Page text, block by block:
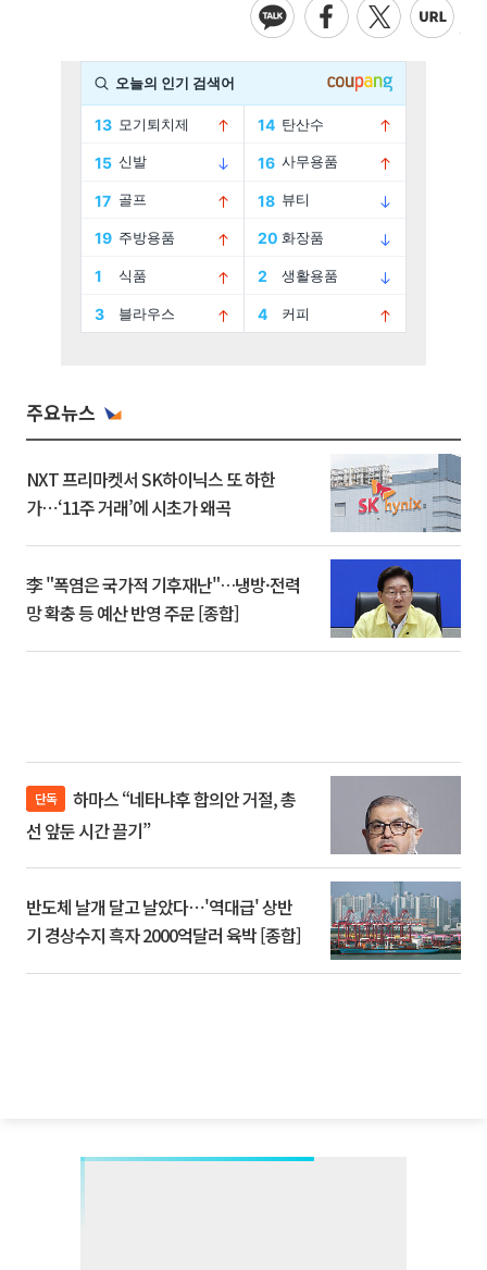
주요뉴스
NXT 프리마켓서 SK하이닉스 또 하한
가⋯‘11주 거래’에 시초가 왜곡
李 "폭염은 국가적 기후재난"…냉방·전력
망 확충 등 예산 반영 주문 [종합]
단독
선 앞둔 시간 끌기”
반도체 날개 달고 날았다⋯'역대급' 상반
기 경상수지 흑자 2000억달러 육박 [종합]